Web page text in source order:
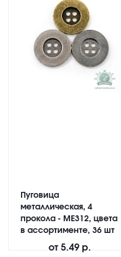
Пуговица
металлическая, 4
прокола - ME312, цвета
в ассортименте, 36 шт
от 5.49 р.